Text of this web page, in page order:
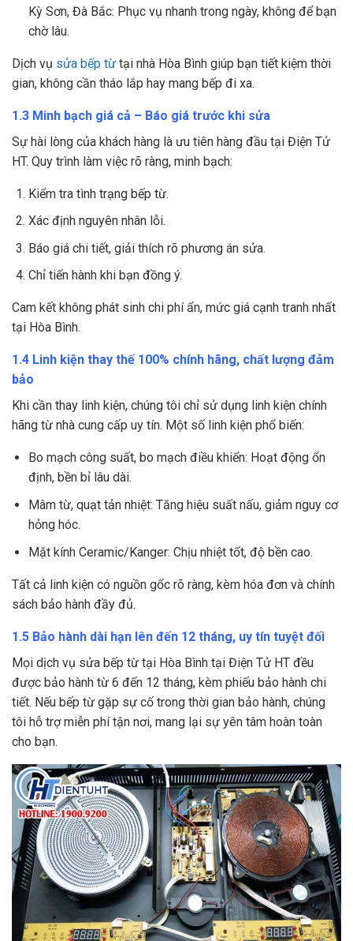
Kỳ Sơn, Đà Bắc: Phục vụ nhanh trong ngày, không để bạn
chờ lâu.
Dịch vụ sửa bếp từ tại nhà Hòa Bình giúp bạn tiết kiệm thời
gian, không cần tháo lắp hay mang bếp đi xa.
1.3 Minh bạch giá cả – Báo giá trước khi sửa
Sự hài lòng của khách hàng là ưu tiên hàng đầu tại Điện Tử
HT. Quy trình làm việc rõ ràng, minh bạch:
Kiểm tra tình trạng bếp từ.
Xác định nguyên nhân lỗi.
Báo giá chi tiết, giải thích rõ phương án sửa.
Chỉ tiến hành khi bạn đồng ý.
Cam kết không phát sinh chi phí ẩn, mức giá cạnh tranh nhất
tại Hòa Bình.
1.4 Linh kiện thay thế 100% chính hãng, chất lượng đảm
bảo
Khi cần thay linh kiện, chúng tôi chỉ sử dụng linh kiện chính
hãng từ nhà cung cấp uy tín. Một số linh kiện phổ biến:
Bo mạch công suất, bo mạch điều khiển: Hoạt động ổn
định, bền bỉ lâu dài.
Mâm từ, quạt tản nhiệt: Tăng hiệu suất nấu, giảm nguy cơ
hỏng hóc.
Mặt kính Ceramic/Kanger: Chịu nhiệt tốt, độ bền cao.
Tất cả linh kiện có nguồn gốc rõ ràng, kèm hóa đơn và chính
sách bảo hành đầy đủ.
1.5 Bảo hành dài hạn lên đến 12 tháng, uy tín tuyệt đối
Mọi dịch vụ sửa bếp từ tại Hòa Bình tại Điện Tử HT đều
được bảo hành từ 6 đến 12 tháng, kèm phiếu bảo hành chi
tiết. Nếu bếp từ gặp sự cố trong thời gian bảo hành, chúng
tôi hỗ trợ miễn phí tận nơi, mang lại sự yên tâm hoàn toàn
cho bạn.